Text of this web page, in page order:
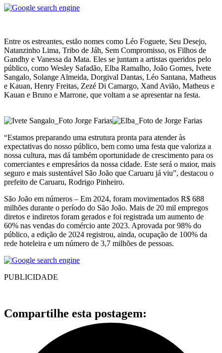
Entre os estreantes, estão nomes como Léo Foguete, Seu Desejo,
Natanzinho Lima, Tribo de Jáh, Sem Compromisso, os Filhos de
Gandhy e Vanessa da Mata. Eles se juntam a artistas queridos pelo
público, como Wesley Safadão, Elba Ramalho, João Gomes, Ivete
Sangalo, Solange Almeida, Dorgival Dantas, Léo Santana, Matheus
e Kauan, Henry Freitas, Zezé Di Camargo, Xand Avião, Matheus e
Kauan e Bruno e Marrone, que voltam a se apresentar na festa.
“Estamos preparando uma estrutura pronta para atender às
expectativas do nosso público, bem como uma festa que valoriza a
nossa cultura, mas dá também oportunidade de crescimento para os
comerciantes e empresários da nossa cidade. Este será o maior, mais
seguro e mais sustentável São João que Caruaru já viu”, destacou o
prefeito de Caruaru, Rodrigo Pinheiro.
São João em números – Em 2024, foram movimentados R$ 688
milhões durante o período do São João. Mais de 20 mil empregos
diretos e indiretos foram gerados e foi registrada um aumento de
60% nas vendas do comércio ante 2023. Aprovada por 98% do
público, a edição de 2024 registrou, ainda, ocupação de 100% da
rede hoteleira e um número de 3,7 milhões de pessoas.
PUBLICIDADE
Compartilhe esta postagem: